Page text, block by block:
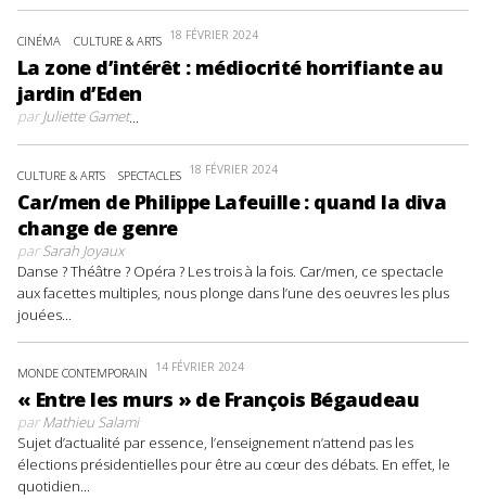
CINÉMA CULTURE & ARTS 18 FÉVRIER 2024
La zone d’intérêt : médiocrité horrifiante au
jardin d’Eden
parJuliette Gamet...
CULTURE & ARTS SPECTACLES 18 FÉVRIER 2024
Car/men de Philippe Lafeuille : quand la diva
change de genre
parSarah Joyaux
Danse ? Théâtre ? Opéra ? Les trois à la fois. Car/men, ce spectacle
aux facettes multiples, nous plonge dans l’une des oeuvres les plus
jouées...
MONDE CONTEMPORAIN 14 FÉVRIER 2024
« Entre les murs » de François Bégaudeau
parMathieu Salami
Sujet d’actualité par essence, l’enseignement n’attend pas les
élections présidentielles pour être au cœur des débats. En effet, le
quotidien...